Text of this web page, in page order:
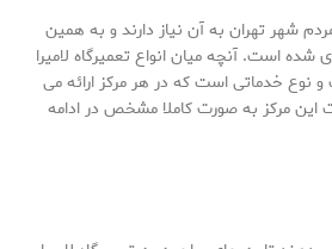
شهر تهران به آن نیاز دارند و به همین
شده است. آنچه میان انواع تعمیرگاه لامیرا
نوع خدماتی است که در هر مرکز ارائه می
مرکز به صورت کاملا مشخص در ادامه